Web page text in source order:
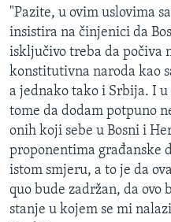
"Pazite, u ovim uslovima
insistira na činjenici da
isključivo treba da počiva
konstitutivna naroda kao
a jednako tako i Srbija. I
tome da dodam potpuno
onih koji sebe u Bosni i
proponentima građanske
istom smjeru, a to je da
quo bude zadržan, da
stanje u kojem se mi